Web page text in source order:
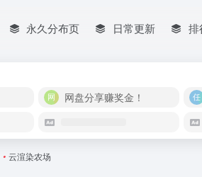
永久分布页 日常更新 排
网盘分享赚奖金！
• 云渲染农场